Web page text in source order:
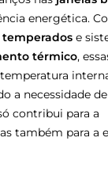
energética.
temperados e
térmico,
a necessidade
contribui para a
também para a